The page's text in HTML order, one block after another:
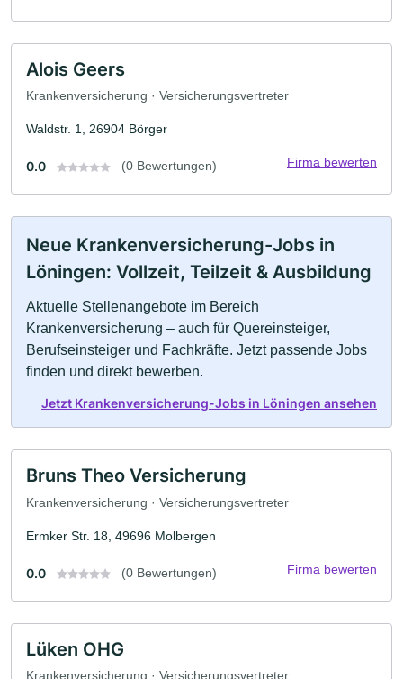
Alois Geers
Krankenversicherung · Versicherungsvertreter
Waldstr. 1, 26904 Börger
0.0 (0 Bewertungen) Firma bewerten
Neue Krankenversicherung-Jobs in
Löningen: Vollzeit, Teilzeit & Ausbildung
Aktuelle Stellenangebote im Bereich
Krankenversicherung – auch für Quereinsteiger,
Berufseinsteiger und Fachkräfte. Jetzt passende Jobs
finden und direkt bewerben.
Jetzt Krankenversicherung-Jobs in Löningen ansehen
Bruns Theo Versicherung
Krankenversicherung · Versicherungsvertreter
Ermker Str. 18, 49696 Molbergen
0.0 (0 Bewertungen) Firma bewerten
Lüken OHG
Krankenversicherung · Versicherungsvertreter